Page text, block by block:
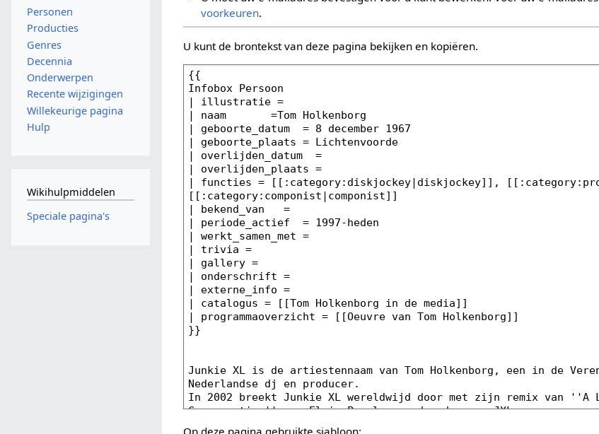
voorkeuren.
U kunt de brontekst van deze pagina bekijken en kopiëren.
Op deze pagina gebruikte sjabloon:
Personen
Producties
Genres
Decennia
Onderwerpen
Recente wijzigingen
Willekeurige pagina
Hulp
Wikihulpmiddelen
Speciale pagina's